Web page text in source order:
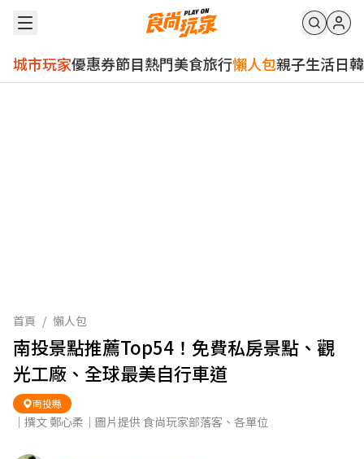
城市玩家優惠券節目熱門美食旅行懶人包親子生活日韓
首頁 / 懶人包
南投景點推薦Top54！免費私房景點、觀
光工廠、全球最美自行車道
南投縣
｜撰文 鄭心柔｜圖片提供 食尚玩家部落客、各單位